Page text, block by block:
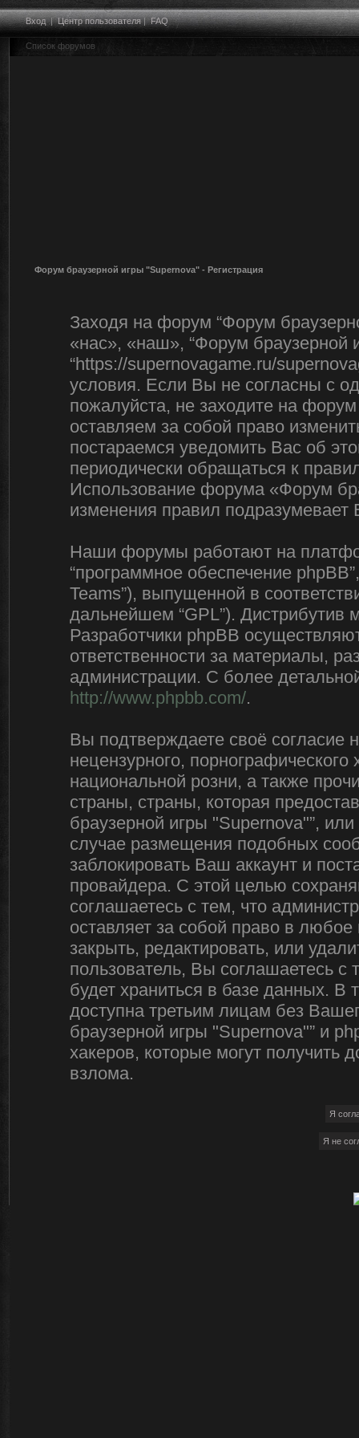
Вход|Центр пользователя|FAQ
Список форумов
Форум браузерной игры "Supernova" - Регистрация
Заходя на форум “Форум
«нас», «наш», “Форум браузерной
“https://supernovagame.ru/
условия. Если Вы не согласны с
пожалуйста, не заходите на
оставляем за собой право
постараемся уведомить Вас об
периодически обращаться к
Использование форума «Форум
изменения правил
Наши форумы работают на
“программное обеспечение
Teams”), выпущенной в
дальнейшем “GPL”). Дистрибутив
Разработчики phpBB
ответственности за материалы,
администрации. С более
http://www.phpbb.com/.
Вы подтверждаете своё согласие
нецензурного, порнографического
национальной розни, а также
страны, страны, которая
браузерной игры "Supernova"”,
случае размещения подобных
заблокировать Ваш аккаунт и
провайдера. С этой целью
соглашаетесь с тем, что
оставляет за собой право в
закрыть, редактировать, или
пользователь, Вы соглашаетесь
будет храниться в базе данных.
доступна третьим лицам без
браузерной игры "Supernova"” и
хакеров, которые могут получить
взлома.